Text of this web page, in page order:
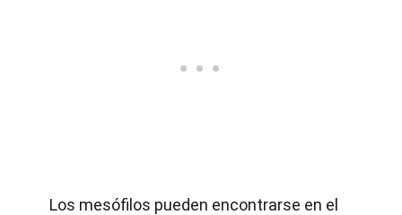
Los mesófilos pueden encontrarse en el